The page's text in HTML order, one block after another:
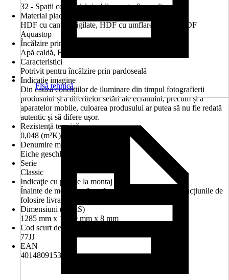
32 - Spații comerciale/publice cu trafic mediu
Material placă portantă
HDF cu canturi sigilate, HDF cu umflare redusă, HDF
Aquastop
Încălzire prin pardoseală
Apă caldă, Electrică
Caracteristici
Potrivit pentru încălzire prin pardoseală
Indicaţie imagine
Din cauza condițiilor de iluminare din timpul fotografierii
produsului și a diferitelor setări ale ecranului, precum și a
aparatelor mobile, culoarea produsului ar putea să nu fie redată
autentic și să difere ușor.
Rezistenţă termică
0,048 (m²K)/W
Denumire model
Eiche geschliffen
Serie
Classic
Indicaţie cu privire la montaj
Înainte de montare vă rugăm să citiți cu atenție instrucțiunile de
folosire livrate împreună cu produsul
Dimensiuni (LxlxS)
1285 mm x 194.0 mm x 8 mm
Cod scurt de produs (AKN)
77JJ
EAN
4014809153924
Fișă tehnică